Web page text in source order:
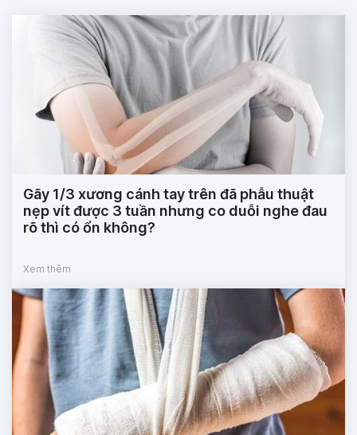
Gãy 1/3 xương cánh tay trên đã phẫu thuật
nẹp vít được 3 tuần nhưng co duỗi nghe đau
rõ thì có ổn không?
Xem thêm